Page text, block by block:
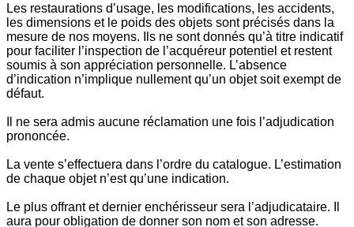
Les restaurations d’usage, les modifications, les accidents,
les dimensions et le poids des objets sont précisés dans la
mesure de nos moyens. Ils ne sont donnés qu’à titre indicatif
pour faciliter l’inspection de l’acquéreur potentiel et restent
soumis à son appréciation personnelle. L’absence
d’indication n’implique nullement qu’un objet soit exempt de
défaut.
Il ne sera admis aucune réclamation une fois l’adjudication
prononcée.
La vente s’effectuera dans l’ordre du catalogue. L’estimation
de chaque objet n’est qu’une indication.
Le plus offrant et dernier enchérisseur sera l’adjudicataire. Il
aura pour obligation de donner son nom et son adresse.